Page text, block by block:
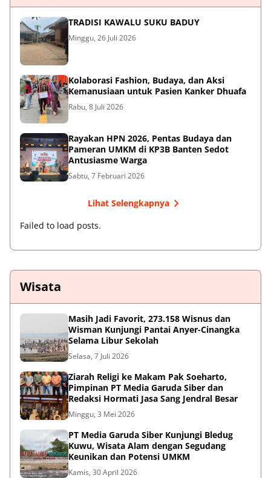
TRADISI KAWALU SUKU BADUY
Minggu, 26 Juli 2026
Kolaborasi Fashion, Budaya, dan Aksi
Kemanusiaan untuk Pasien Kanker Dhuafa
Rabu, 8 Juli 2026
Rayakan HPN 2026, Pentas Budaya dan
Pameran UMKM di KP3B Banten Sedot
Antusiasme Warga
Sabtu, 7 Februari 2026
Lihat Selengkapnya
Failed to load posts.
Wisata
Masih Jadi Favorit, 273.158 Wisnus dan
Wisman Kunjungi Pantai Anyer-Cinangka
Selama Libur Sekolah
Selasa, 7 Juli 2026
Ziarah Religi ke Makam Pak Soeharto,
Pimpinan PT Media Garuda Siber dan
Redaksi Hormati Jasa Sang Jendral Besar
Minggu, 3 Mei 2026
PT Media Garuda Siber Kunjungi Bledug
Kuwu, Wisata Alam dengan Segudang
Keunikan dan Potensi UMKM
Kamis, 30 April 2026